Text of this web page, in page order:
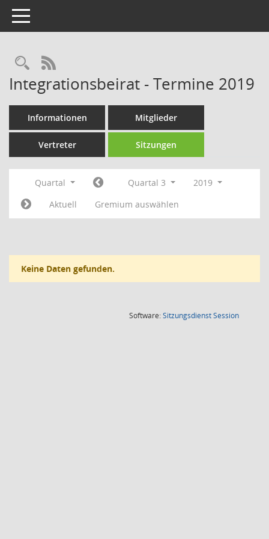
Toggle navigation
Rechercheauswahl
RSS-Feed
Integrationsbeirat - Termine 2019
Informationen Mitglieder
Vertreter Sitzungen
Quartal Quartal 3
2019
Aktuell
Gremium auswählen
Keine Daten gefunden.
Software:SitzungsdienstSession(Wird in